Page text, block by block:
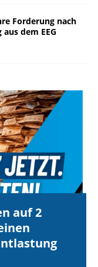
Forderung nach
dem EEG
auf 2